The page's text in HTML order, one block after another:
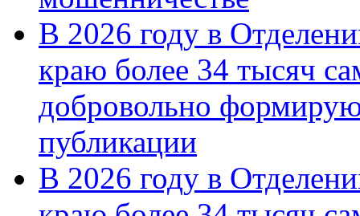
В 2026 году в
краю более 34 тысяч
добровольно
публикации
В 2026 году в